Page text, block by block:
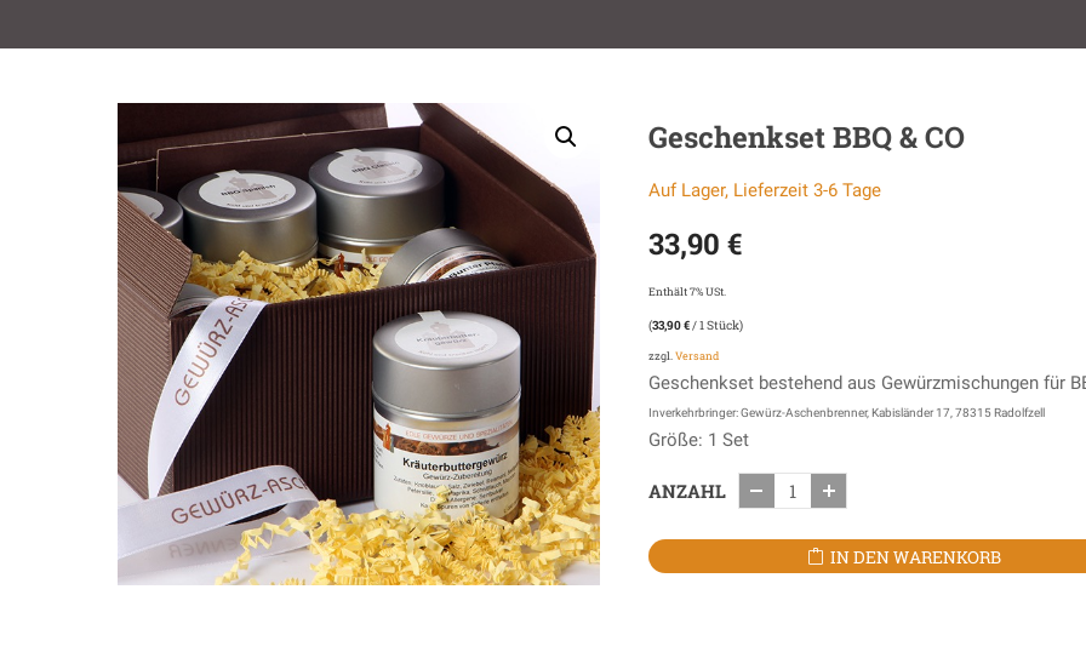
Geschenkset BBQ & CO
Auf Lager, Lieferzeit 3-6 Tage
33,90 €
Enthält 7% USt.
(33,90€/ 1 Stück)
zzgl. Versand
Geschenkset bestehend aus Gewürzmischungen für
Inverkehrbringer: Gewürz-Aschenbrenner, Kabisländer 17, 78315 Radolfzell
Größe: 1 Set
ANZAHL
IN DEN WARENKORB